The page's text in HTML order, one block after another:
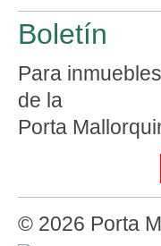
Boletín
Para
de la
Porta
© 2026 Porta